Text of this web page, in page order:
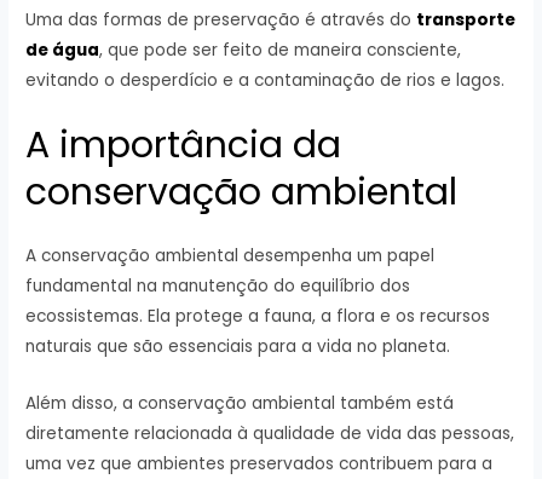
Uma das formas de preservação é através do transporte
de água, que pode ser feito de maneira consciente,
evitando o desperdício e a contaminação de rios e lagos.
A importância da
conservação ambiental
A conservação ambiental desempenha um papel
fundamental na manutenção do equilíbrio dos
ecossistemas. Ela protege a fauna, a flora e os recursos
naturais que são essenciais para a vida no planeta.
Além disso, a conservação ambiental também está
diretamente relacionada à qualidade de vida das pessoas,
uma vez que ambientes preservados contribuem para a